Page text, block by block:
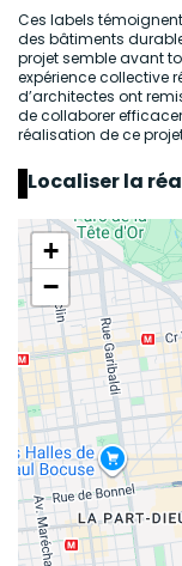
Ces labels
des bâtiments
projet semble avant
expérience collective
d’architectes ont
de collaborer
réalisation de ce
Localiser la
+
−